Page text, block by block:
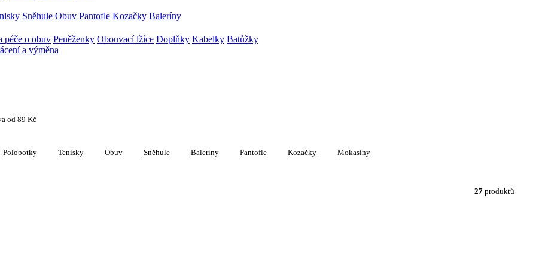
Sněhule Obuv Pantofle Kozačky Baleríny
péče o obuv Peněženky Obouvací lžíce Doplňky Kabelky Batůžky
a výměna
od 89 Kč
Polobotky Tenisky Obuv Sněhule Baleríny Pantofle Kozačky Mokasíny
27 produktů
položek)